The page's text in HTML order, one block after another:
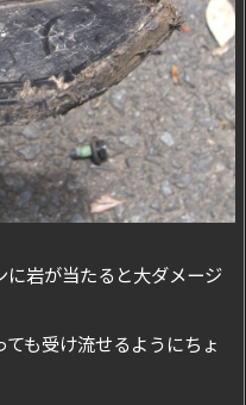
に岩が当たると大ダメージ
も受け流せるようにちょ